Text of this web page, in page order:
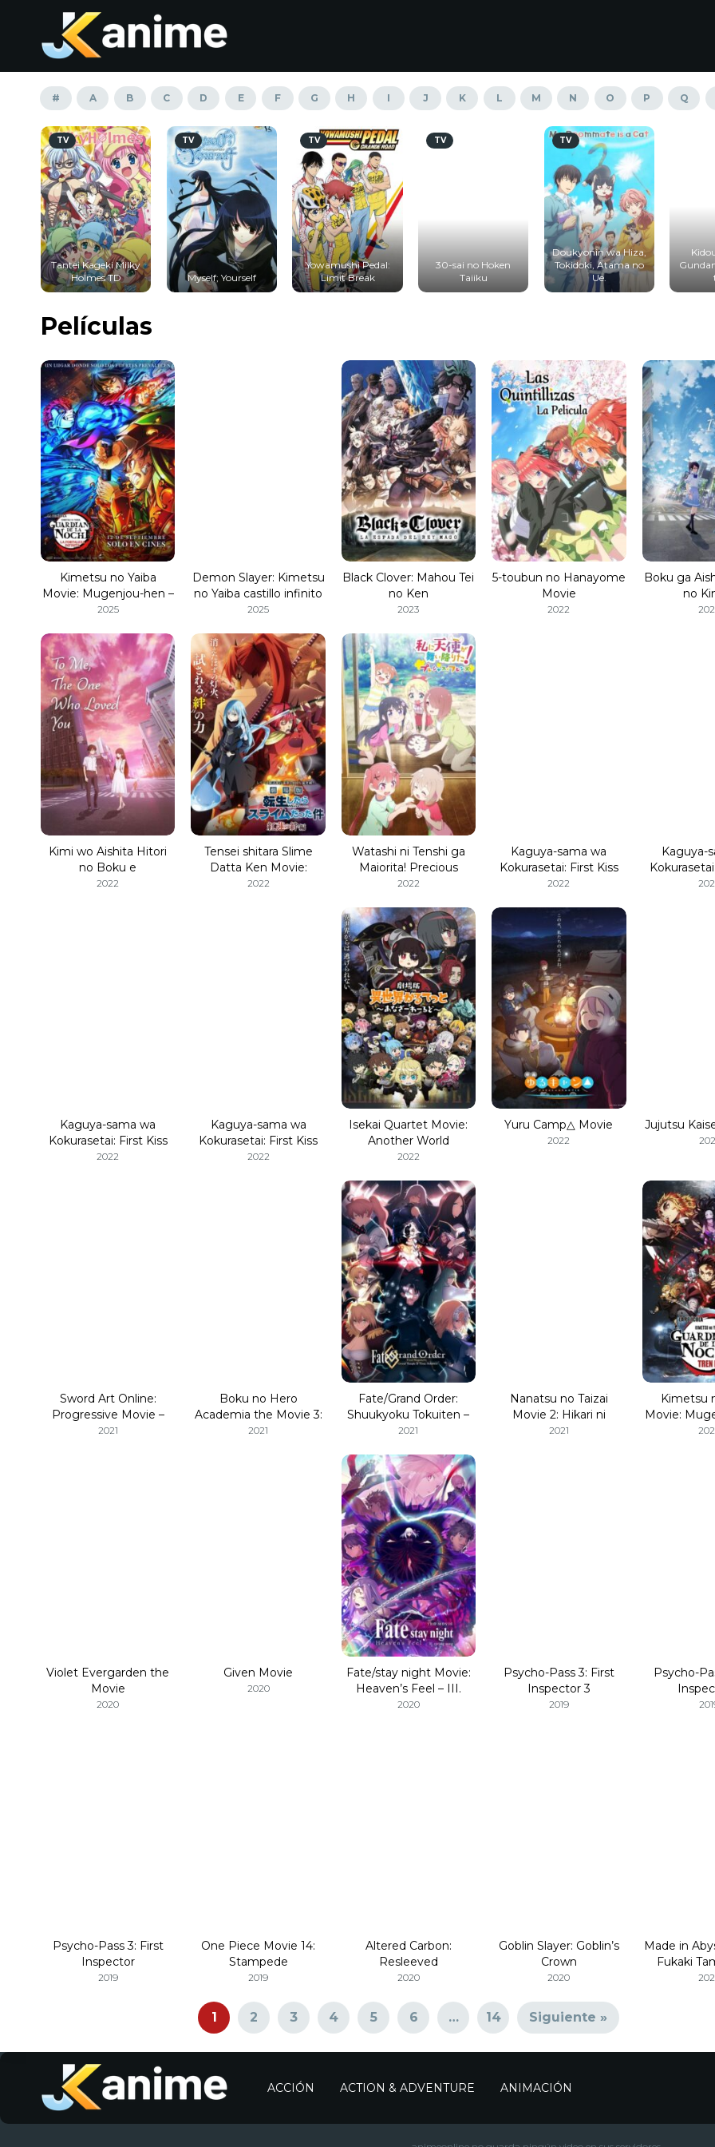
# A B C D E F G H I J K L M N O P Q
TV
Tantei Kageki Milky
Holmes TD
TV
Myself; Yourself
TV
Yowamushi Pedal:
Limit Break
TV
30-sai no Hoken
Taiiku
TV
Doukyonin wa Hiza,
Tokidoki, Atama no
Ue.
Películas
Kimetsu no Yaiba
Movie: Mugenjou-hen –
Akaza Sairai
2025
Demon Slayer: Kimetsu
no Yaiba castillo infinito
2025
Black Clover: Mahou Tei
no Ken
2023
5-toubun no Hanayome
Movie
2022
Boku ga
no
Kimi wo Aishita Hitori
no Boku e
2022
Tensei shitara Slime
Datta Ken Movie:
Guren no Kizuna-hen
2022
Watashi ni Tenshi ga
Maiorita! Precious
Friends
2022
Kaguya-sama wa
Kokurasetai: First Kiss
wa Owaranai 4
2022
Kaguya-
wa
Kaguya-sama wa
Kokurasetai: First Kiss
wa Owaranai 2
2022
Kaguya-sama wa
Kokurasetai: First Kiss
wa Owaranai
2022
Isekai Quartet Movie:
Another World
2022
Yuru Camp△ Movie
2022
Jujutsu
Sword Art Online:
Progressive Movie –
Hoshi Naki Yoru no Aria
2021
Boku no Hero
Academia the Movie 3:
World Heroes’ Mission
2021
Fate/Grand Order:
Shuukyoku Tokuiten –
Kani Jikan Shinden
2021
Nanatsu no Taizai
Movie 2: Hikari ni
Norowareshi Mono-
2021
Kimetsu
Movie:
Violet Evergarden the
Movie
2020
Given Movie
2020
Fate/stay night Movie:
Heaven’s Feel – III.
Spring Song
2020
Psycho-Pass 3: First
Inspector 3
2019
Psycho-
Psycho-Pass 3: First
Inspector
2019
One Piece Movie 14:
Stampede
2019
Altered Carbon:
Resleeved
2020
Goblin Slayer: Goblin’s
Crown
2020
Made in
Fukaki
1 2 3 4 5 6 … 14 Siguiente »
ACCIÓN ACTION & ADVENTURE ANIMACIÓN